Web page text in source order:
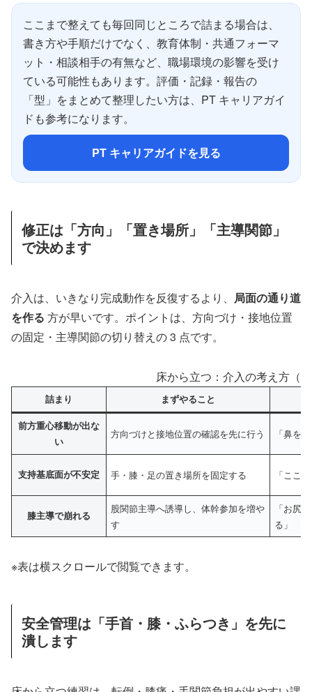
ここまで整えても毎回同じところで詰まる場合は、
書き方や手順だけでなく、教育体制・共通フォーマ
ット・相談相手の有無など、職場環境の影響を受け
ている可能性もあります。評価・記録・報告の
「型」をまとめて整理したい方は、PT キャリアガイ
ドも参考になります。
PT キャリアガイドを見る
修正は「方向」「置き場所」「主導関節」
で決めます
介入は、いきなり完成動作を反復するより、 局面の通り道
を作る 方が早いです。ポイントは、方向づけ・接地位置
の固定・主導関節の切り替えの 3 点です。
床から立つ：介入の考え方（
詰まり まずやること
前方重心移動が出な
い
方向づけと接地位置の確認を先に行う 「鼻を
支持基底面が不安定 手・膝・足の置き場所を固定する 「ここ
膝主導で崩れる
股関節主導へ誘導し、体幹参加を増や
す
「お尻
る」
※表は横スクロールで閲覧できます。
安全管理は「手首・膝・ふらつき」を先に
潰します